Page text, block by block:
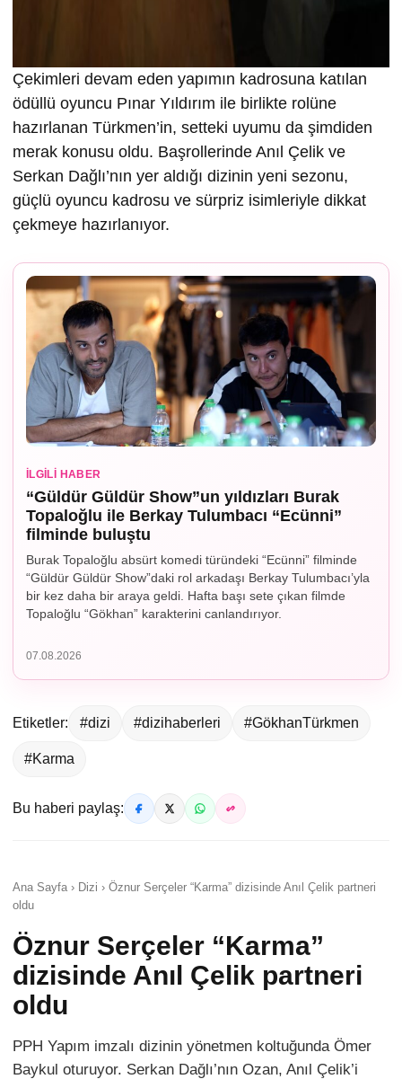
Çekimleri devam eden yapımın kadrosuna katılan
ödüllü oyuncu Pınar Yıldırım ile birlikte rolüne
hazırlanan Türkmen’in, setteki uyumu da şimdiden
merak konusu oldu. Başrollerinde Anıl Çelik ve
Serkan Dağlı’nın yer aldığı dizinin yeni sezonu,
güçlü oyuncu kadrosu ve sürpriz isimleriyle dikkat
çekmeye hazırlanıyor.
İLGILI HABER
“Güldür Güldür Show”un yıldızları Burak
Topaloğlu ile Berkay Tulumbacı “Ecünni”
filminde buluştu
Burak Topaloğlu absürt komedi türündeki “Ecünni” filminde
“Güldür Güldür Show”daki rol arkadaşı Berkay Tulumbacı’yla
bir kez daha bir araya geldi. Hafta başı sete çıkan filmde
Topaloğlu “Gökhan” karakterini canlandırıyor.
07.08.2026
Etiketler: #dizi #dizihaberleri #GökhanTürkmen
#Karma
Bu haberi paylaş:
Ana Sayfa › Dizi › Öznur Serçeler “Karma” dizisinde Anıl Çelik partneri
oldu
Öznur Serçeler “Karma”
dizisinde Anıl Çelik partneri
oldu
PPH Yapım imzalı dizinin yönetmen koltuğunda Ömer
Baykul oturuyor. Serkan Dağlı’nın Ozan, Anıl Çelik’i